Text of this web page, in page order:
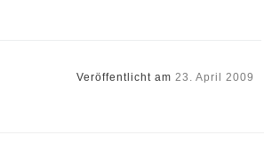
Veröffentlicht am 23. April 2009